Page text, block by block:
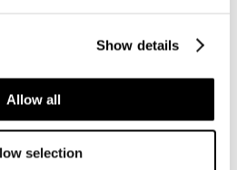
Show details
Allow all
selection
IA sempre più presenti negli acquisti